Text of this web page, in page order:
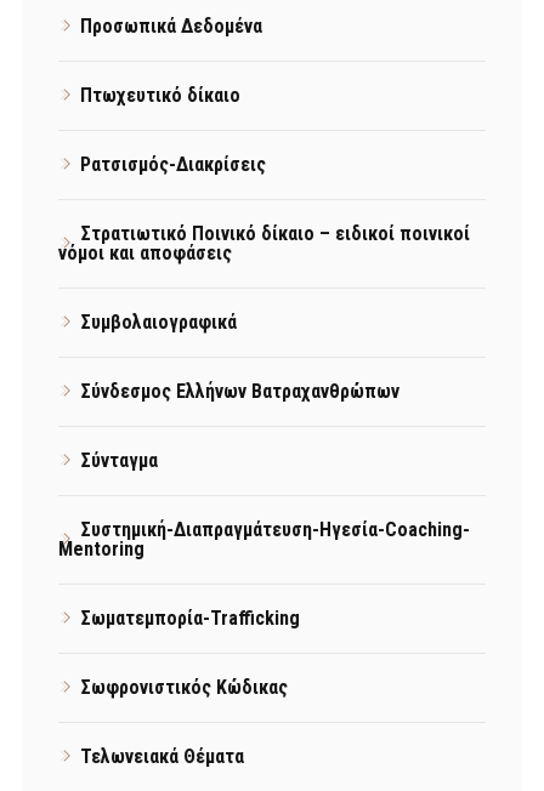
Προσωπικά Δεδομένα
Πτωχευτικό δίκαιο
Ρατσισμός-Διακρίσεις
Στρατιωτικό Ποινικό δίκαιο – ειδικοί ποινικοί
νόμοι και αποφάσεις
Συμβολαιογραφικά
Σύνδεσμος Ελλήνων Βατραχανθρώπων
Σύνταγμα
Συστημική-Διαπραγμάτευση-Ηγεσία-Coaching-
Mentoring
Σωματεμπορία-Trafficking
Σωφρονιστικός Κώδικας
Τελωνειακά Θέματα